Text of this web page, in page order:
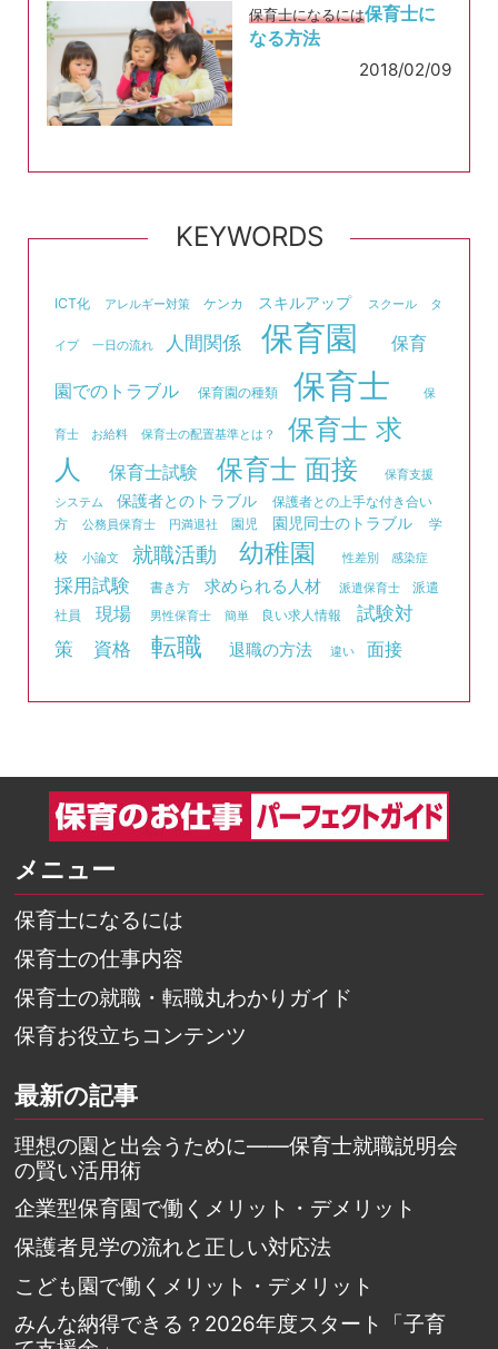
保育士になるには保育士に
なる方法
2018/02/09
KEYWORDS
ICT化 アレルギー対策 ケンカ スキルアップ スクール タ
イプ 一日の流れ 人間関係 保育園 保育
園でのトラブル 保育園の種類 保育士 保
育士 お給料 保育士の配置基準とは？
保育士 求
人
保育士試験 保育士 面接
保育支援
システム
保護者とのトラブル
保護者との上手な付き合い
方
公務員保育士 円満退社 園児 園児同士のトラブル
学
校
小論文 就職活動 幼稚園 性差別 感染症
採用試験 書き方 求められる人材 派遣保育士
派遣
社員
現場 男性保育士 簡単 良い求人情報
試験対
策
資格 転職 退職の方法 違い 面接
メニュー
保育士になるには
保育士の仕事内容
保育士の就職・転職丸わかりガイド
保育お役立ちコンテンツ
最新の記事
理想の園と出会うために――保育士就職説明会
の賢い活用術
企業型保育園で働くメリット・デメリット
保護者見学の流れと正しい対応法
こども園で働くメリット・デメリット
みんな納得できる？2026年度スタート「子育